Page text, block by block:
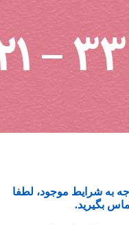
به شرایط موجود، لطفا
بگیرید.